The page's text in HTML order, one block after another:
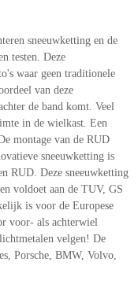
sneeuwketting en de
testen. Deze
waar geen traditionele
van deze
de band komt. Veel
in de wielkast. Een
montage van de RUD
sneeuwketting is
RUD. Deze sneeuwketting
voldoet aan de TUV, GS
is voor de Europese
voor- als achterwiel
velgen! De
Porsche, BMW, Volvo,